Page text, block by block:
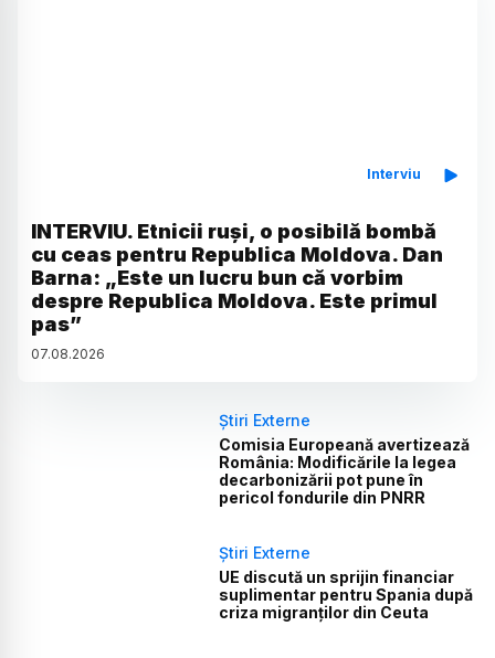
Interviu
INTERVIU. Etnicii ruși, o posibilă bombă
cu ceas pentru Republica Moldova. Dan
Barna: „Este un lucru bun că vorbim
despre Republica Moldova. Este primul
pas”
07.08.2026
Știri Externe
Comisia Europeană avertizează
România: Modificările la legea
decarbonizării pot pune în
pericol fondurile din PNRR
Știri Externe
UE discută un sprijin financiar
suplimentar pentru Spania după
criza migranților din Ceuta